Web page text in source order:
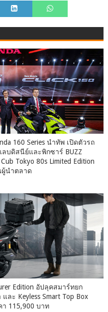
160 Series นำทัพ เปิดตัวรถ
บดิสนีย์และพิกซาร์ BUZZ
Tokyo 80s Limited Edition
ผู้นำตลาด
Edition อัปลุคสมาร์ทยก
ละ Keyless Smart Top Box
115,900 บาท